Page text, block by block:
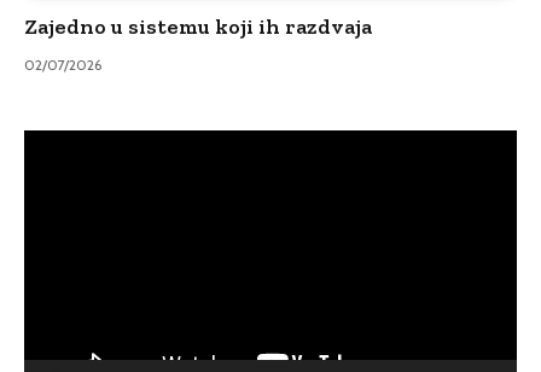
Zajedno u sistemu koji ih razdvaja
02/07/2026